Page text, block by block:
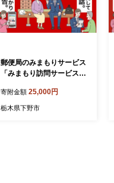
郵便局のみまもりサービス
「みまもり訪問サービス（3
本郵便 見守り みまもり 故
郷 ふるさと チケット 栃木
寄附金額 25,000円
栃木県下野市